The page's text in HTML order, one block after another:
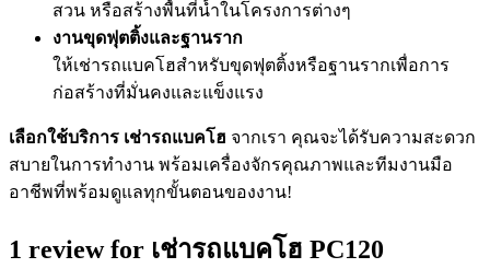
สวน หรือสร้างพื้นที่น้ำในโครงการต่างๆ
งานขุดฟุตติ้งและฐานราก
ให้เช่ารถแบคโฮสำหรับขุดฟุตติ้งหรือฐานรากเพื่อการ
ก่อสร้างที่มั่นคงและแข็งแรง
เลือกใช้บริการ เช่ารถแบคโฮ จากเรา คุณจะได้รับความสะดวก
สบายในการทำงาน พร้อมเครื่องจักรคุณภาพและทีมงานมือ
อาชีพที่พร้อมดูแลทุกขั้นตอนของงาน!
1 review for เช่ารถแบคโฮ PC120